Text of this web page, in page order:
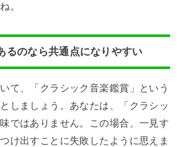
。
るのなら共通点になりやすい
て、「クラシック音楽鑑賞」という
しましょう。あなたは、「クラシッ
ではありません。この場合、一見す
け出すことに失敗したように思えま